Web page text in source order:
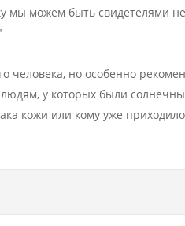
мы можем быть свидетелями
человека, но особенно
у которых были
кожи или кому уже